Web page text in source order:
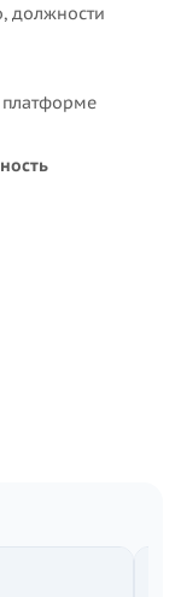
должности